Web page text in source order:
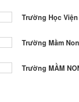
Trường Học
Trường Mầm
Trường MẦM